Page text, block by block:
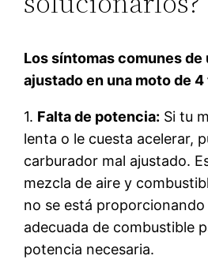
Los síntomas comunes de
ajustado en una moto de
1. Falta de potencia: Si tu
lenta o le cuesta acelerar,
carburador mal ajustado.
mezcla de aire y
no se está
adecuada de combustible
potencia necesaria.